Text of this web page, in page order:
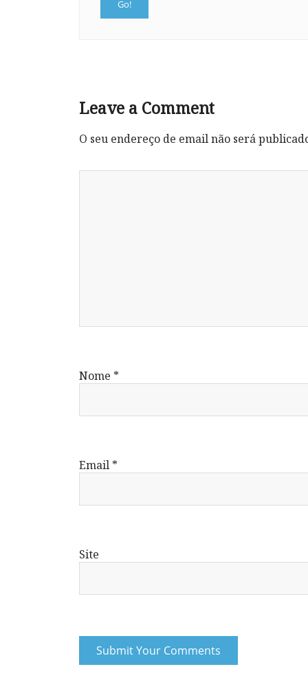
Leave a Comment
O seu endereço de email não será
Nome *
Email *
Site